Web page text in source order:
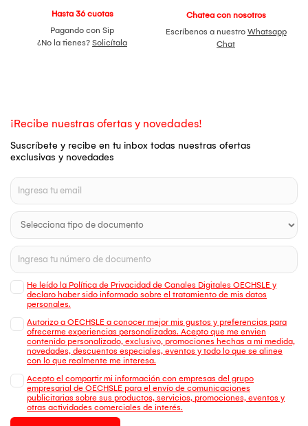
Hasta 36 cuotas
Pagando con Sip
¿No la tienes? Solicítala
Chatea con nosotros
Escríbenos a nuestro Whatsapp
Chat
¡Recibe nuestras ofertas y novedades!
Suscríbete y recibe en tu inbox todas nuestras ofertas
exclusivas y novedades
He leído la Política de Privacidad de Canales Digitales OECHSLE y
declaro haber sido informado sobre el tratamiento de mis datos
personales.
Autorizo a OECHSLE a conocer mejor mis gustos y preferencias para
ofrecerme experiencias personalizadas. Acepto que me envien
contenido personalizado, exclusivo, promociones hechas a mi medida,
novedades, descuentos especiales, eventos y todo lo que se alinee
con lo que realmente me interesa.
Acepto el compartir mi información con empresas del grupo
empresarial de OECHSLE para el envío de comunicaciones
publicitarias sobre sus productos, servicios, promociones, eventos y
otras actividades comerciales de interés.